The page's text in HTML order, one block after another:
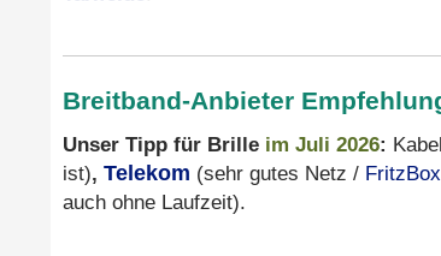
Breitband-Anbieter
Unser Tipp für Brille im Juli 2026:
ist), Telekom (sehr gutes Netz / FritzBox
auch ohne Laufzeit).